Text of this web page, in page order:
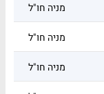
מניה חו"ל
מניה חו"ל
מניה חו"ל